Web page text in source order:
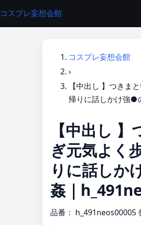
コスプレ妄想会館
コスプレ妄想会館
›
【中出し 】つきま
帰りに話しかけ強●
【中出し
ぎ元気よく
りに話しか
姦｜
品番： h_491neos00005